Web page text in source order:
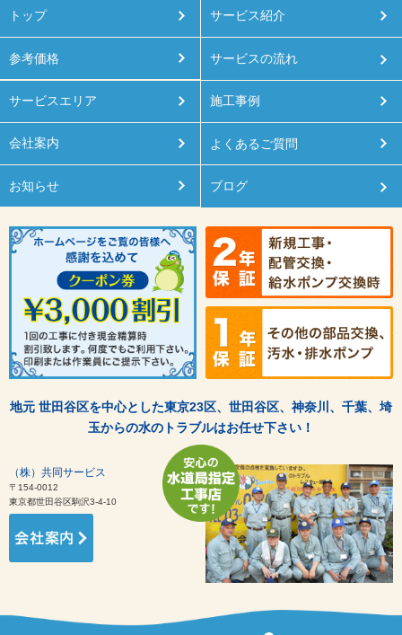
トップ サービス紹介
参考価格 サービスの流れ
サービスエリア 施工事例
会社案内 よくあるご質問
お知らせ ブログ
地元 世田谷区を中心とした東京23区、世田谷区、神奈川、千葉、埼
玉からの水のトラブルはお任せ下さい！
（株）共同サービス
〒154-0012
東京都世田谷区駒沢3-4-10